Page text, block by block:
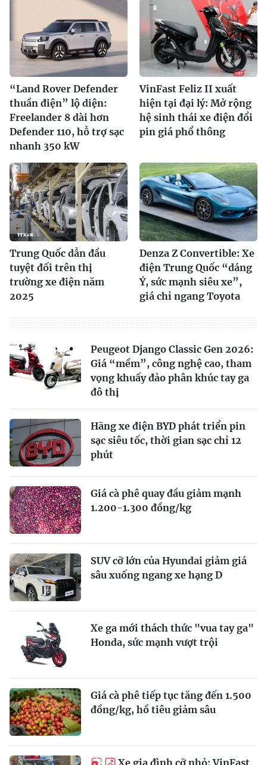
“Land Rover Defender
thuần điện” lộ diện:
Freelander 8 dài hơn
Defender 110, hỗ trợ sạc
nhanh 350 kW
VinFast Feliz II xuất
hiện tại đại lý: Mở rộng
hệ sinh thái xe điện đổi
pin giá phổ thông
Trung Quốc dẫn đầu
tuyệt đối trên thị
trường xe điện năm
2025
Denza Z Convertible: Xe
điện Trung Quốc “dáng
Ý, sức mạnh siêu xe”,
giá chỉ ngang Toyota
Peugeot Django Classic Gen 2026:
Giá “mềm”, công nghệ cao, tham
vọng khuấy đảo phân khúc tay ga
đô thị
Hãng xe điện BYD phát triển pin
sạc siêu tốc, thời gian sạc chỉ 12
phút
Giá cà phê quay đầu giảm mạnh
1.200-1.300 đồng/kg
SUV cỡ lớn của Hyundai giảm giá
sâu xuống ngang xe hạng D
Xe ga mới thách thức "vua tay ga"
Honda, sức mạnh vượt trội
Giá cà phê tiếp tục tăng đến 1.500
đồng/kg, hồ tiêu giảm sâu